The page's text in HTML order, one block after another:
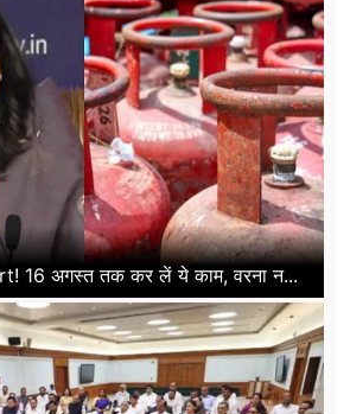
16 अगस्त तक कर लें ये काम, वरना न...